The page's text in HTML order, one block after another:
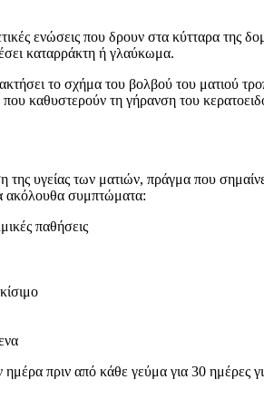
ενώσεις που δρουν στα κύτταρα της
καταρράκτη ή γλαύκωμα.
το σχήμα του βολβού του ματιού
που καθυστερούν τη γήρανση του
υγείας των ματιών, πράγμα που
ακόλουθα συμπτώματα:
παθήσεις
πριν από κάθε γεύμα για 30 ημέρες